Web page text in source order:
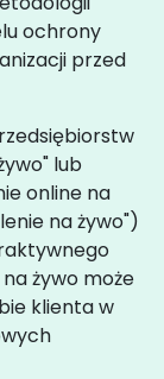
ochrony
przed
lub
online na
na żywo")
żywo może
klienta w